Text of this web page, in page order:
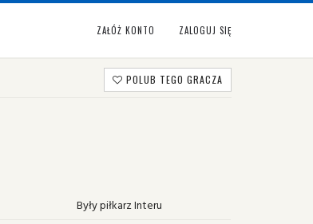
ZAŁÓŻ KONTO ZALOGUJ SIĘ
POLUB TEGO GRACZA
Były piłkarz Interu